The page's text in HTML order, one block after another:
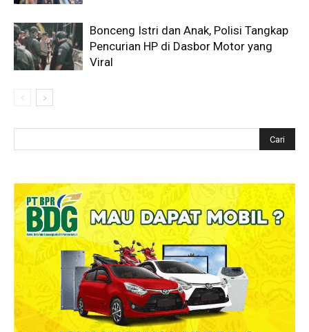
Bonceng Istri dan Anak, Polisi Tangkap
Pencurian HP di Dasbor Motor yang
Viral